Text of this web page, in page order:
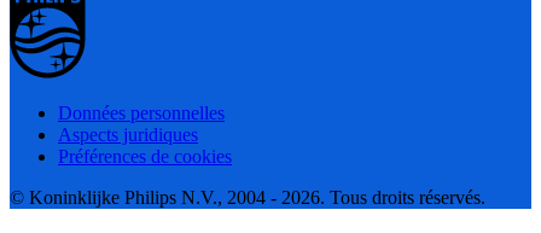
Données personnelles
Aspects juridiques
Préférences de cookies
© Koninklijke Philips N.V., 2004 - 2026. Tous droits réservés.